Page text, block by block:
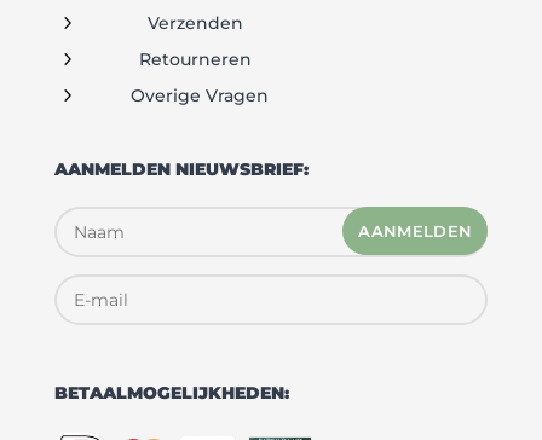
5 Verzenden
5 Retourneren
5 Overige Vragen
AANMELDEN NIEUWSBRIEF:
AANMELDEN
BETAALMOGELIJKHEDEN: